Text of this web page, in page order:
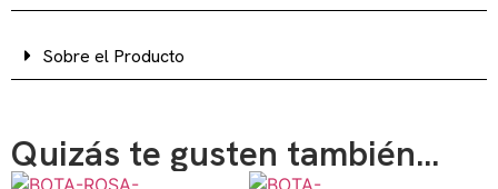
Sobre el Producto
Quizás te gusten también...